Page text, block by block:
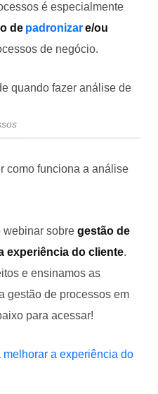
é especialmente
de padronizare/ou
de negócio.
como funciona a análise
webinar sobre gestão de
experiência do cliente.
e ensinamos as
gestão de processos em
para acessar!